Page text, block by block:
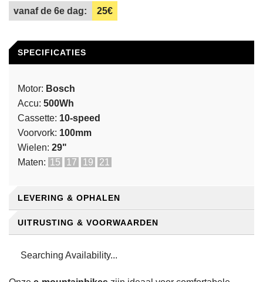
vanaf de 6e dag: 25€
SPECIFICATIES
Motor: Bosch
Accu: 500Wh
Cassette: 10-speed
Voorvork: 100mm
Wielen: 29"
Maten: 15 17 19 21
LEVERING & OPHALEN
WIR BIETEN DIR AUCH EINEN PRAKTISCHEN
AN
UITRUSTING & VOORWAARDEN
AL ONZE E-BIKES ZIJN UITGERUST MET:
zadeltas inclusief reservebinnenband,
Searching Availability...